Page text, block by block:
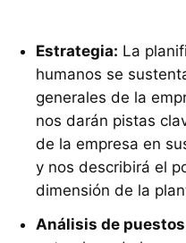
Estrategia: La
humanos se
generales de la
nos darán pistas
de la empresa en
y nos describirá el
dimensión de la
Análisis de